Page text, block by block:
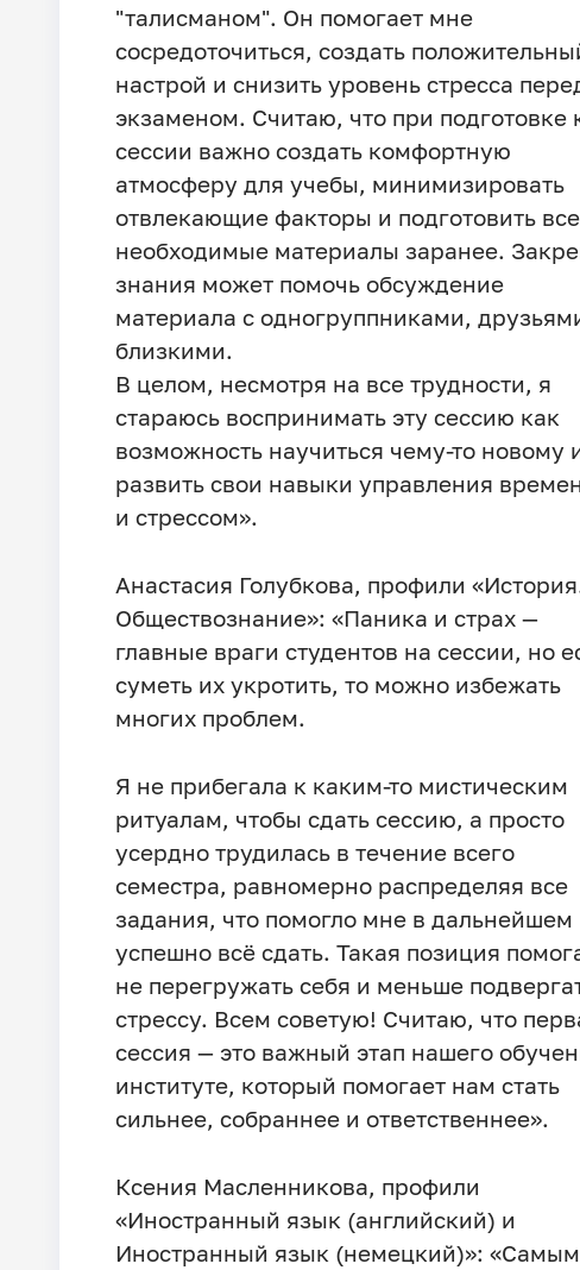
"талисманом". Он помогает мне
сосредоточиться, создать
настрой и снизить уровень стресса
экзаменом. Считаю, что при подготовке
сессии важно создать комфортную
атмосферу для учебы, минимизировать
отвлекающие факторы и подготовить все
необходимые материалы заранее.
знания может помочь обсуждение
материала с одногруппниками,
близкими.
В целом, несмотря на все трудности, я
стараюсь воспринимать эту сессию как
возможность научиться чему-то новому
развить свои навыки управления
и стрессом».
Анастасия Голубкова, профили
Обществознание»: «Паника и страх —
главные враги студентов на сессии, но
суметь их укротить, то можно избежать
многих проблем.
Я не прибегала к каким-то мистическим
ритуалам, чтобы сдать сессию, а просто
усердно трудилась в течение всего
семестра, равномерно распределяя все
задания, что помогло мне в дальнейшем
успешно всё сдать. Такая позиция
не перегружать себя и меньше
стрессу. Всем советую! Считаю, что
сессия — это важный этап нашего
институте, который помогает нам стать
сильнее, собраннее и ответственнее».
Ксения Масленникова, профили
«Иностранный язык (английский) и
Иностранный язык (немецкий)»: «Самым